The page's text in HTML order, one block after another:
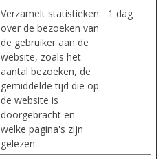
Verzamelt statistieken
over de bezoeken van
de gebruiker aan de
website, zoals het
aantal bezoeken, de
gemiddelde tijd die op
de website is
doorgebracht en
welke pagina's zijn
gelezen.
1 dag